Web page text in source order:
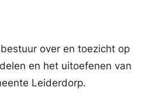
over en toezicht op
en het uitoefenen van
Leiderdorp.